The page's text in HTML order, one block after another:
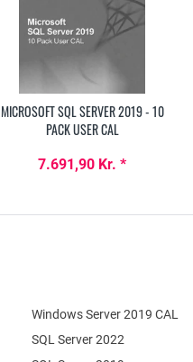
MICROSOFT SQL SERVER 2019 - 10
PACK USER CAL
7.691,90 Kr. *
SQL Server 2022
Windows Server 2019 CAL